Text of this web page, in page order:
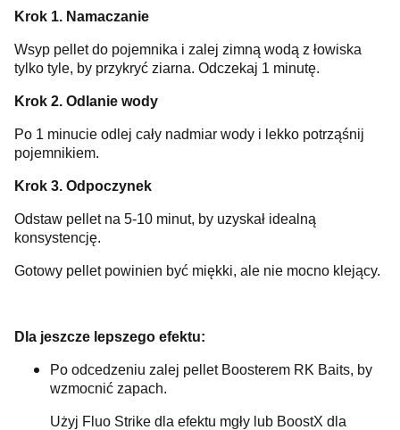
Krok 1. Namaczanie
Wsyp pellet do pojemnika i zalej zimną wodą z łowiska
tylko tyle, by przykryć ziarna. Odczekaj 1 minutę.
Krok 2. Odlanie wody
Po 1 minucie odlej cały nadmiar wody i lekko potrząśnij
pojemnikiem.
Krok 3. Odpoczynek
Odstaw pellet na 5-10 minut, by uzyskał idealną
konsystencję.
Gotowy pellet powinien być miękki, ale nie mocno klejący.
Dla jeszcze lepszego efektu:
Po odcedzeniu zalej pellet Boosterem RK Baits, by
wzmocnić zapach.
Użyj Fluo Strike dla efektu mgły lub BoostX dla